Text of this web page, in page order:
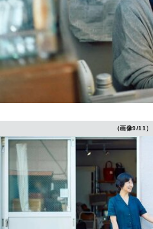
（画像9/11）